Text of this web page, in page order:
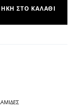
ΣΤΟ ΚΑΛΆΘΙ